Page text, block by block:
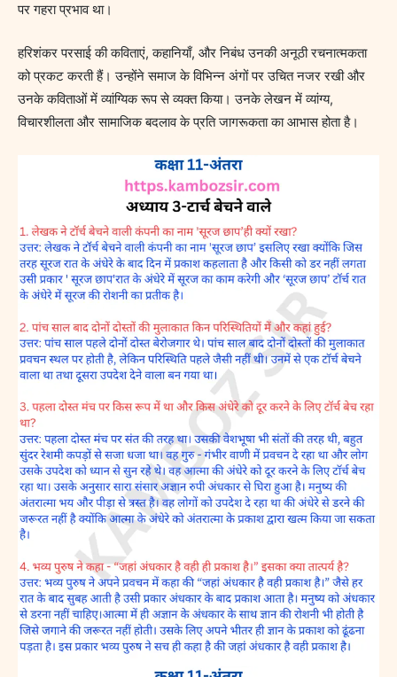
पर गहरा प्रभाव था।
हरिशंकर परसाई की कविताएं, कहानियाँ, और निबंध उनकी अनूठी रचनात्मकता
को प्रकट करती हैं। उन्होंने समाज के विभिन्न अंगों पर उचित नजर रखी और
उनके कविताओं में व्यांग्यिक रूप से व्यक्त किया। उनके लेखन में व्यांग्य,
विचारशीलता और सामाजिक बदलाव के प्रति जागरूकता का आभास होता है।